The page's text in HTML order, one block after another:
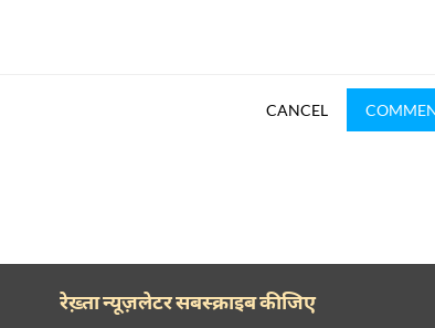
CANCEL
रेख़्ता न्यूज़लेटर सबस्क्राइब कीजिए